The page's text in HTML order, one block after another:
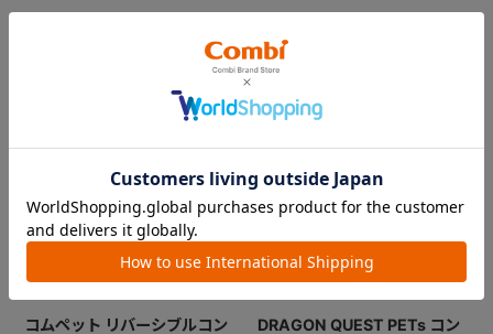
コムペット リバーシブルコン DRAGON QUEST PETs コン